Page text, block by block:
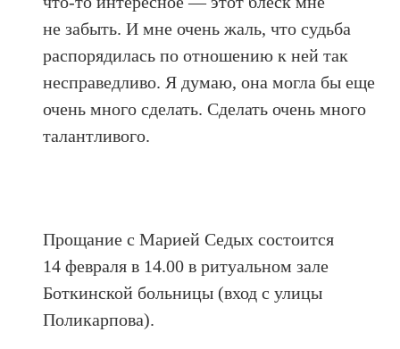
не забыть. И мне очень жаль, что судьба
распорядилась по отношению к ней так
несправедливо. Я думаю, она могла бы еще
очень много сделать. Сделать очень много
талантливого.
Прощание с Марией Седых состоится
14 февраля в 14.00 в ритуальном зале
Боткинской больницы (вход с улицы
Поликарпова).